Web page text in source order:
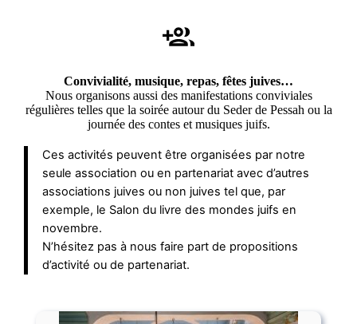
Convivialité, musique, repas, fêtes juives…
Nous organisons aussi des manifestations conviviales
régulières telles que la soirée autour du Seder de Pessah ou la
journée des contes et musiques juifs.
Ces activités peuvent être organisées par notre
seule association ou en partenariat avec d’autres
associations juives ou non juives tel que, par
exemple, le Salon du livre des mondes juifs en
novembre.
N’hésitez pas à nous faire part de propositions
d’activité ou de partenariat.